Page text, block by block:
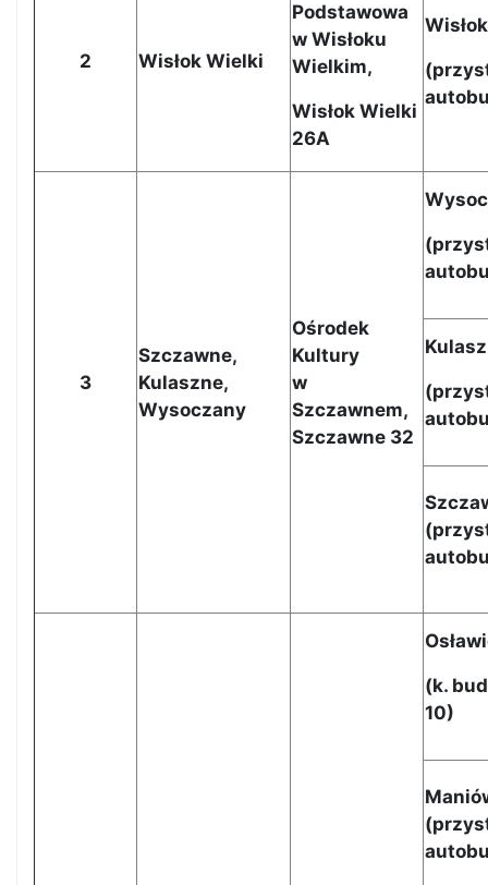
2 Wisłok Wielki
Podstawowa
w Wisłoku
Wielkim,
Wisłok Wielki
26A
(
3
Szczawne,
Kulaszne,
Wysoczany
Ośrodek
Kultury
w
Szczawnem,
Szczawne 32
(k.
10)
(